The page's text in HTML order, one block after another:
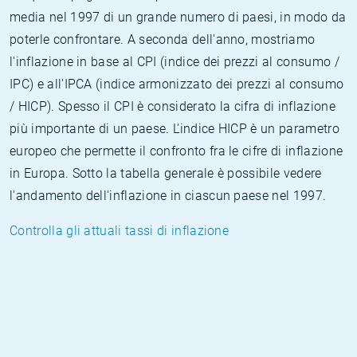
media nel 1997 di un grande numero di paesi, in modo da
poterle confrontare. A seconda dell'anno, mostriamo
l'inflazione in base al CPI (indice dei prezzi al consumo /
IPC) e all'IPCA (indice armonizzato dei prezzi al consumo
/ HICP). Spesso il CPI è considerato la cifra di inflazione
più importante di un paese. L'indice HICP è un parametro
europeo che permette il confronto fra le cifre di inflazione
in Europa. Sotto la tabella generale è possibile vedere
l'andamento dell'inflazione in ciascun paese nel 1997.
Controlla gli attuali tassi di inflazione